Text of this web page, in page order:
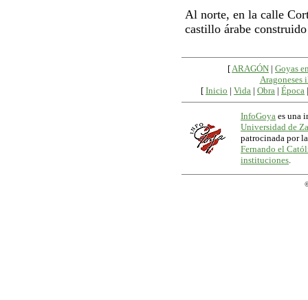
Al norte, en la calle
castillo árabe
[ ARAGÓN | Goyas
Aragoneses
[ Inicio | Vida | Obra | Época
InfoGoya es una
Universidad de
patrocinada por
Fernando el
instituciones